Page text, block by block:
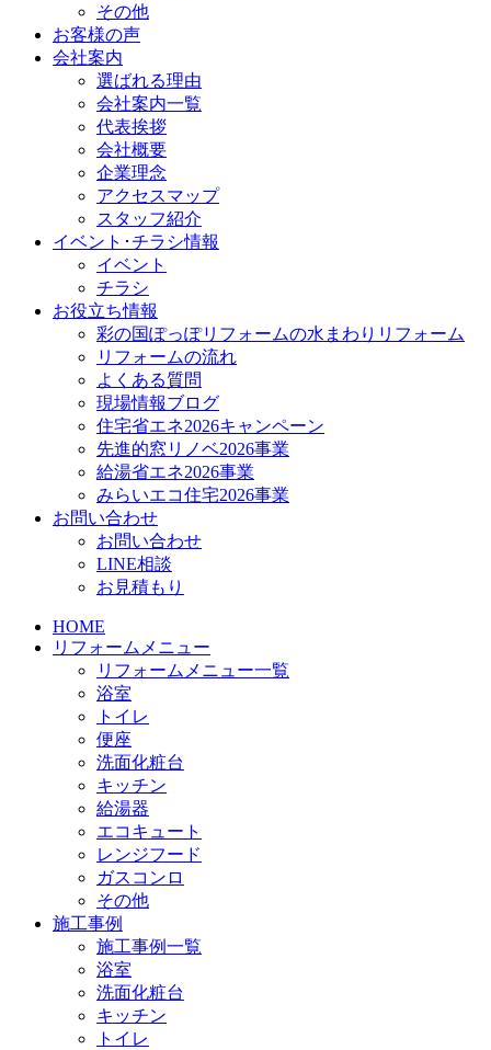
その他
お客様の声
会社案内
選ばれる理由
会社案内一覧
代表挨拶
会社概要
企業理念
アクセスマップ
スタッフ紹介
イベント･チラシ情報
イベント
チラシ
お役立ち情報
彩の国ぽっぽリフォームの水まわりリフォーム
リフォームの流れ
よくある質問
現場情報ブログ
住宅省エネ2026キャンペーン
先進的窓リノベ2026事業
給湯省エネ2026事業
みらいエコ住宅2026事業
お問い合わせ
お問い合わせ
LINE相談
お見積もり
HOME
リフォームメニュー
リフォームメニュー一覧
浴室
トイレ
便座
洗面化粧台
キッチン
給湯器
エコキュート
レンジフード
ガスコンロ
その他
施工事例
施工事例一覧
浴室
洗面化粧台
キッチン
トイレ